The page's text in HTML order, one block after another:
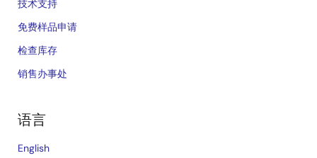
技术支持
免费样品申请
检查库存
销售办事处
语言
English